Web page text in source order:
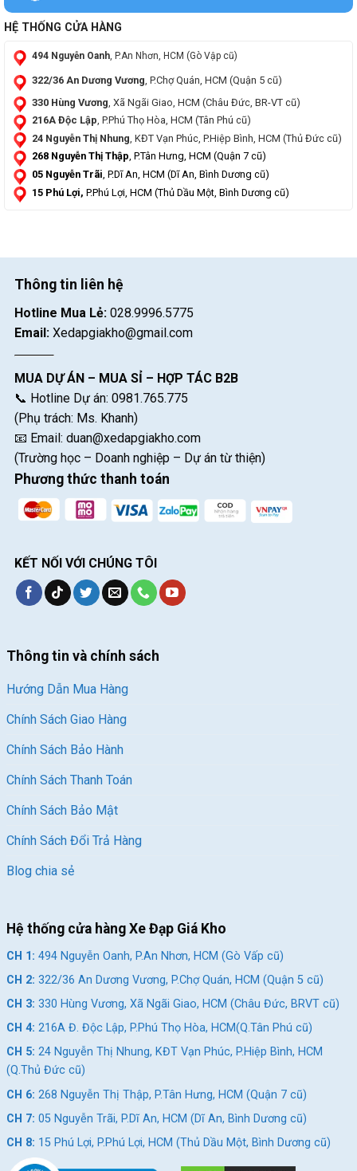
HỆ THỐNG CỬA HÀNG
494 Nguyễn Oanh, P.An Nhơn, HCM (Gò Vập cũ)
322/36 An Dương Vương, P.Chợ Quán, HCM (Quận 5 cũ)
330 Hùng Vương , Xã Ngãi Giao, HCM (Châu Đức, BR-VT cũ)
216A Độc Lập, P.Phú Thọ Hòa, HCM (Tân Phú cũ)
24 Nguyễn Thị Nhung , KĐT Vạn Phúc, P.Hiệp Bình, HCM (Thủ Đức cũ)
268 Nguyễn Thị Thập, P.Tân Hưng, HCM (Quận 7 cũ)
05 Nguyễn Trãi , P.Dĩ An, HCM (Dĩ An, Bình Dương cũ)
15 Phú Lợi, P.Phú Lợi, HCM (Thủ Dầu Một, Bình Dương cũ)
Thông tin liên hệ
Hotline Mua Lẻ: 028.9996.5775
Email: Xedapgiakho@gmail.com
MUA DỰ ÁN – MUA SỈ – HỢP TÁC B2B
📞 Hotline Dự án: 0981.765.775
(Phụ trách: Ms. Khanh)
📧 Email: duan@xedapgiakho.com
(Trường học – Doanh nghiệp – Dự án từ thiện)
Phương thức thanh toán
KẾT NỐI VỚI CHÚNG TÔI
Thông tin và chính sách
Hướng Dẫn Mua Hàng
Chính Sách Giao Hàng
Chính Sách Bảo Hành
Chính Sách Thanh Toán
Chính Sách Bảo Mật
Chính Sách Đổi Trả Hàng
Blog chia sẻ
Hệ thống cửa hàng Xe Đạp Giá Kho
CH 1: 494 Nguyễn Oanh, P.An Nhơn, HCM (Gò Vấp cũ)
CH 2: 322/36 An Dương Vương, P.Chợ Quán, HCM (Quận 5 cũ)
CH 3: 330 Hùng Vương, Xã Ngãi Giao, HCM (Châu Đức, BRVT cũ)
CH 4: 216A Đ. Độc Lập, P.Phú Thọ Hòa, HCM(Q.Tân Phú cũ)
CH 5: 24 Nguyễn Thị Nhung, KĐT Vạn Phúc, P.Hiệp Bình, HCM
(Q.Thủ Đức cũ)
CH 6: 268 Nguyễn Thị Thập, P.Tân Hưng, HCM (Quận 7 cũ)
CH 7: 05 Nguyễn Trãi, P.Dĩ An, HCM (Dĩ An, Bình Dương cũ)
CH 8: 15 Phú Lợi, P.Phú Lợi, HCM (Thủ Dầu Một, Bình Dương cũ)